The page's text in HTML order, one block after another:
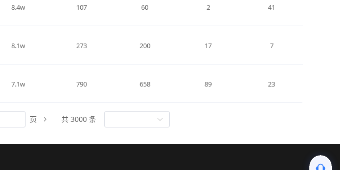
8.4w 107 60 2 41
8.1w 273 200 17 7
7.1w 790 658 89 23
页 共 3000 条